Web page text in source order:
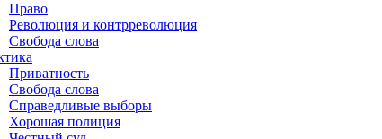
Право
Революция и контрреволюция
Свобода слова
Приватность
Свобода слова
Справедливые выборы
Хорошая полиция